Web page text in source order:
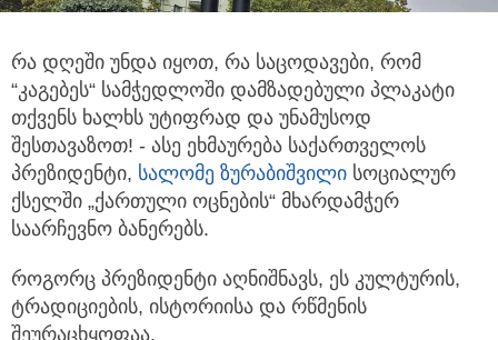
რა დღეში უნდა იყოთ, რა საცოდავები, რომ
“კაგებეს“ სამჭედლოში დამზადებული პლაკატი
თქვენს ხალხს უტიფრად და უნამუსოდ
შესთავაზოთ! - ასე ეხმაურება საქართველოს
პრეზიდენტი, სალომე ზურაბიშვილი სოციალურ
ქსელში „ქართული ოცნების“ მხარდამჭერ
საარჩევნო ბანერებს.
როგორც პრეზიდენტი აღნიშნავს, ეს კულტურის,
ტრადიციების, ისტორიისა და რწმენის
შეურაცხყოფაა.